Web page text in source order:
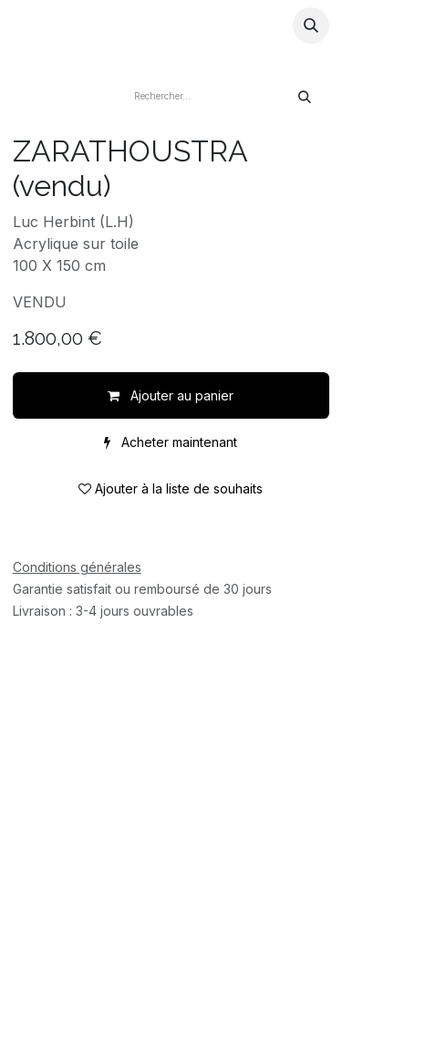
ZARATHOUSTRA
(vendu)
Luc Herbint (L.H)
Acrylique sur toile
100 X 150 cm
VENDU
1.800,00 €
Ajouter au panier
Acheter maintenant
Ajouter à la liste de souhaits
Conditions générales
Garantie satisfait ou remboursé de 30 jours
Livraison : 3-4 jours ouvrables